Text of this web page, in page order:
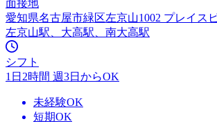
面接地
愛知県名古屋市緑区左京山1002 プレイス
左京山駅、大高駅、南大高駅
シフト
1日2時間 週3日からOK
未経験OK
短期OK